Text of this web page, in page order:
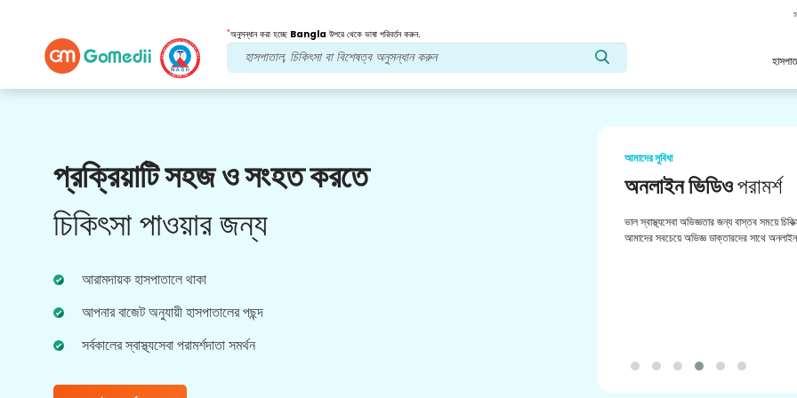
*অনুসন্ধান করা হচ্ছে Bangla উপরে থেকে ভাষা পরিবর্তন করুন.
প্রক্রিয়াটি সহজ ও সংহত করতে
চিকিৎসা পাওয়ার জন্য
আরামদায়ক হাসপাতালে থাকা
আপনার বাজেট অনুযায়ী হাসপাতালের পছন্দ
সর্বকালের স্বাস্থ্যসেবা পরামর্শদাতা সমর্থন
আমাদের সুবিধা
মেডিকেল কাউন্সেলর সহায়তা
আমাদের অভিজ্ঞ মেডিকেল কাউন্সেলরদের কাছ থেকে নিয়মিত
সহায়তা পান। আপনাকে সর্বোত্তম পরামর্শ এবং দিকনির্দেশনা প্রদান
আমাদের সুবিধা
অনলাইন ভিডিওপরামর্শ
ভাল স্বাস্থ্যসেবা অভিজ্ঞতার জন্য বাস্তব সময়ে
আমাদের সবচেয়ে অভিজ্ঞ ডাক্তারদের সাথে অনলাইন